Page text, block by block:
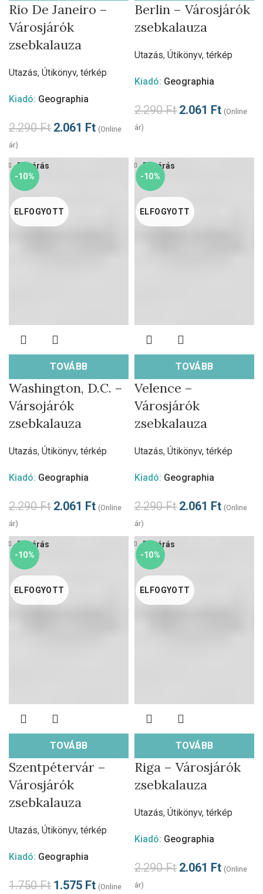
Rio De Janeiro –
Városjárók
zsebkalauza
Utazás, Útikönyv, térkép
Kiadó: Geographia
2.290Ft 2.061 Ft (Online
ár)
Berlin – Városjárók
zsebkalauza
Utazás, Útikönyv, térkép
Kiadó: Geographia
2.290Ft 2.061 Ft (Online
ár)
-10%
ELFOGYOTT
TOVÁBB
Bezárás
Washington, D.C. –
Vársojárók
zsebkalauza
Utazás, Útikönyv, térkép
Kiadó: Geographia
2.290Ft 2.061 Ft (Online
ár)
-10%
ELFOGYOTT
TOVÁBB
Bezárás
Velence –
Városjárók
zsebkalauza
Utazás, Útikönyv, térkép
Kiadó: Geographia
2.290Ft 2.061 Ft (Online
ár)
-10%
ELFOGYOTT
TOVÁBB
Bezárás
Szentpétervár –
Városjárók
zsebkalauza
Utazás, Útikönyv, térkép
Kiadó: Geographia
1.750Ft 1.575 Ft (Online
-10%
ELFOGYOTT
TOVÁBB
Bezárás
Riga – Városjárók
zsebkalauza
Utazás, Útikönyv, térkép
Kiadó: Geographia
2.290Ft 2.061 Ft (Online
ár)